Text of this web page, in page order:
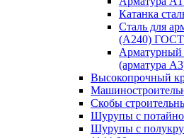
Катанка
Сталь для
(А240) ГОСТ
Арматурный
(арматура
Высокопрочный
Скобы
Шурупы с
Шурупы с